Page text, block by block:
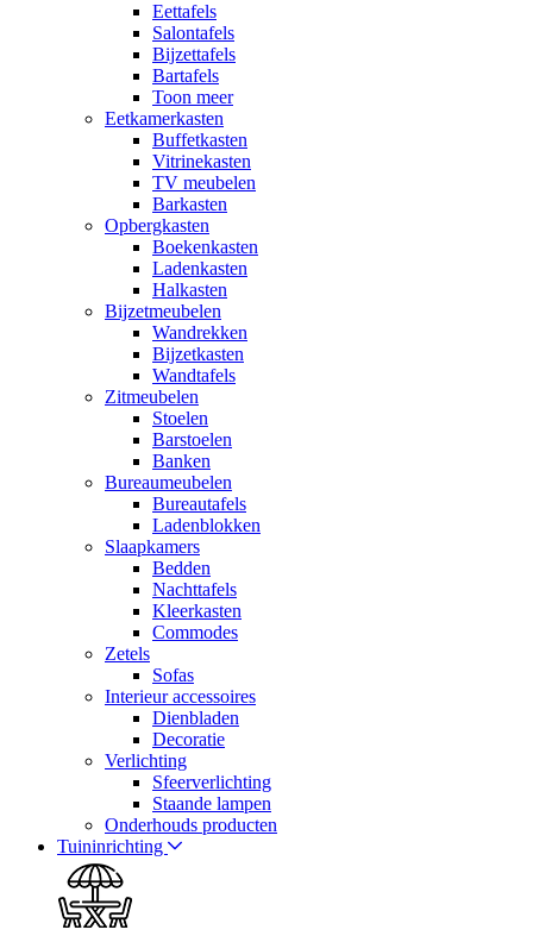
Eettafels
Salontafels
Bijzettafels
Bartafels
Toon meer
Eetkamerkasten
Buffetkasten
Vitrinekasten
TV meubelen
Barkasten
Opbergkasten
Boekenkasten
Ladenkasten
Halkasten
Bijzetmeubelen
Wandrekken
Bijzetkasten
Wandtafels
Zitmeubelen
Stoelen
Barstoelen
Banken
Bureaumeubelen
Bureautafels
Ladenblokken
Slaapkamers
Bedden
Nachttafels
Kleerkasten
Commodes
Zetels
Sofas
Interieur accessoires
Dienbladen
Decoratie
Verlichting
Sfeerverlichting
Staande lampen
Onderhouds producten
Tuininrichting